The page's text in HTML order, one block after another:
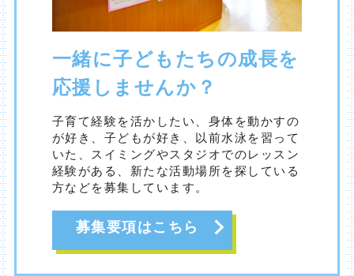
一緒に子どもたちの成長を
応援しませんか？
子育て経験を活かしたい、身体を動かすの
が好き、子どもが好き、以前水泳を習って
いた、スイミングやスタジオでのレッスン
経験がある、新たな活動場所を探している
方などを募集しています。
募集要項はこちら